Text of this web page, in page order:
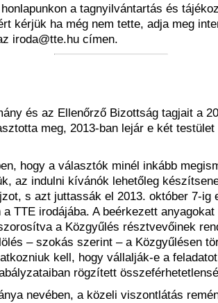
a tagnyilvántartás és
kérjük ha még nem tette, adja meg
iroda@tte.hu címen.
és az Ellenőrző Bizottság tagjait a
meg, 2013-ban lejár e két testület
hogy a választók minél inkább
az indulni kívánók lehetőleg
s azt juttassák el 2013. október 7-ig
a TTE irodájába. A beérkezett
a Közgyűlés résztvevőinek
– szokás szerint – a Közgyűlésen
kell, hogy vállalják-e a
rögzített
nevében, a közeli viszontlátás